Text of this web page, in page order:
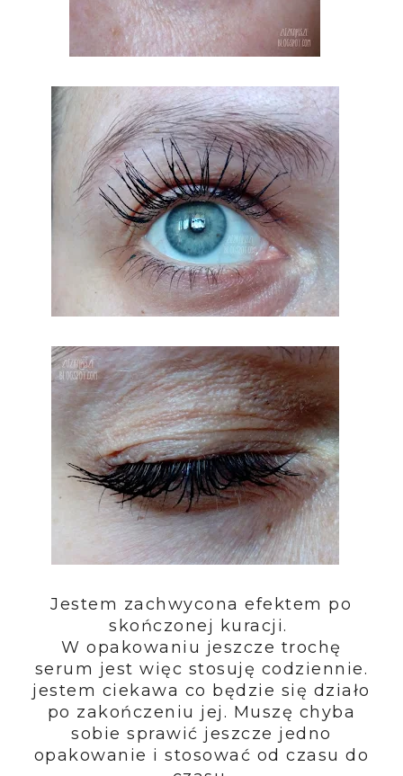
Jestem zachwycona efektem po
skończonej kuracji.
W opakowaniu jeszcze trochę
serum jest więc stosuję codziennie.
jestem ciekawa co będzie się działo
po zakończeniu jej. Muszę chyba
sobie sprawić jeszcze jedno
opakowanie i stosować od czasu do